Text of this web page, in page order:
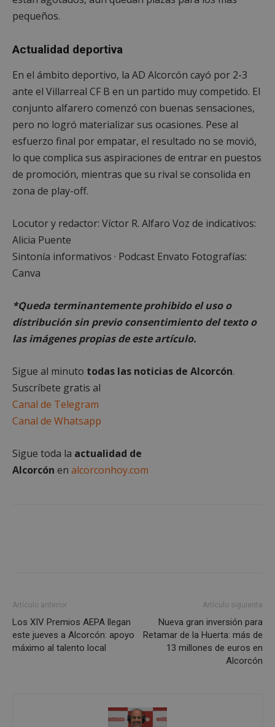
pequeños.
Actualidad deportiva
En el ámbito deportivo, la AD Alcorcón cayó por 2-3
ante el Villarreal CF B en un partido muy competido. El
conjunto alfarero comenzó con buenas sensaciones,
pero no logró materializar sus ocasiones. Pese al
esfuerzo final por empatar, el resultado no se movió,
lo que complica sus aspiraciones de entrar en puestos
de promoción, mientras que su rival se consolida en
zona de play-off.
Locutor y redactor: Víctor R. Alfaro Voz de indicativos:
Alicia Puente
Sintonía informativos · Podcast Envato Fotografías:
Canva
*Queda terminantemente prohibido el uso o
distribución sin previo consentimiento del texto o
las imágenes propias de este artículo.
Sigue al minuto todas las noticias de Alcorcón.
Suscríbete gratis al
Canal de Telegram
Canal de Whatsapp
Sigue toda la actualidad de
Alcorcón en alcorconhoy.com
Artículo anterior
Los XIV Premios AEPA llegan
este jueves a Alcorcón: apoyo
máximo al talento local
Artículo siguiente
Nueva gran inversión para
Retamar de la Huerta: más de
13 millones de euros en
Alcorcón
Cookies no clasificadas
Cookies estrictamente necesarias
Cookies de funcionalidad
Las cookies estrictamente necesarias permiten la
las cookies estrictamente necesarias.
Nombre
Proveedor/
PHPSESSID